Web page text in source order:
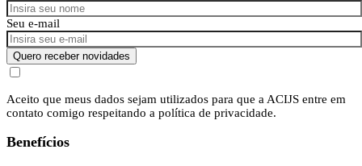
Seu e-mail
Quero receber novidades
Aceito que meus dados sejam utilizados para que a ACIJS entre em
contato comigo respeitando a política de privacidade.
Benefícios